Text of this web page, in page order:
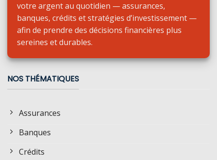
votre argent au quotidien — assurances,
banques, crédits et stratégies d’investissement —
afin de prendre des décisions financières plus
sereines et durables.
NOS THÉMATIQUES
Assurances
Banques
Crédits